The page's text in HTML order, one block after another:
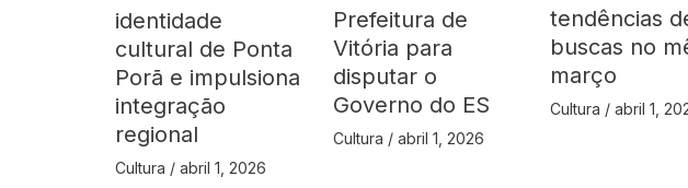
identidade
cultural de Ponta
Porã e impulsiona
integração
regional
Cultura / abril 1, 2026
Prefeitura de
Vitória para
disputar o
Governo do ES
Cultura / abril 1, 2026
tendências
buscas no
março
Cultura /abril 1,